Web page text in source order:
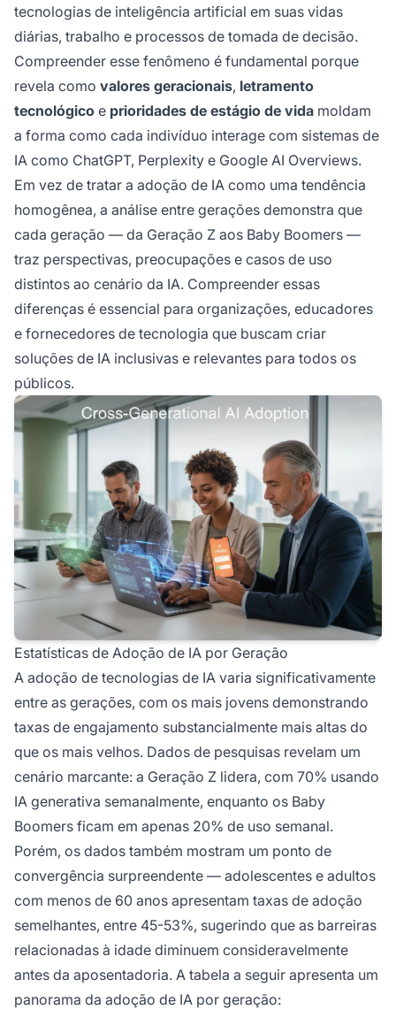
traz perspectivas, preocupações e casos de
uso distintos ao cenário da IA.
tecnologias de inteligência artificial em suas vidas
diárias, trabalho e processos de tomada de decisão.
Compreender esse fenômeno é fundamental porque
revela como valores geracionais, letramento
tecnológico e prioridades de estágio de vida moldam
a forma como cada indivíduo interage com sistemas de
IA como ChatGPT, Perplexity e Google AI Overviews.
Em vez de tratar a adoção de IA como uma tendência
homogênea, a análise entre gerações demonstra que
cada geração — da Geração Z aos Baby Boomers —
traz perspectivas, preocupações e casos de uso
distintos ao cenário da IA. Compreender essas
diferenças é essencial para organizações, educadores
e fornecedores de tecnologia que buscam criar
soluções de IA inclusivas e relevantes para todos os
públicos.
Estatísticas de Adoção de IA por Geração
A adoção de tecnologias de IA varia significativamente
entre as gerações, com os mais jovens demonstrando
taxas de engajamento substancialmente mais altas do
que os mais velhos. Dados de pesquisas revelam um
cenário marcante: a Geração Z lidera, com 70% usando
IA generativa semanalmente, enquanto os Baby
Boomers ficam em apenas 20% de uso semanal.
Porém, os dados também mostram um ponto de
convergência surpreendente — adolescentes e adultos
com menos de 60 anos apresentam taxas de adoção
semelhantes, entre 45-53%, sugerindo que as barreiras
relacionadas à idade diminuem consideravelmente
antes da aposentadoria. A tabela a seguir apresenta um
panorama da adoção de IA por geração: